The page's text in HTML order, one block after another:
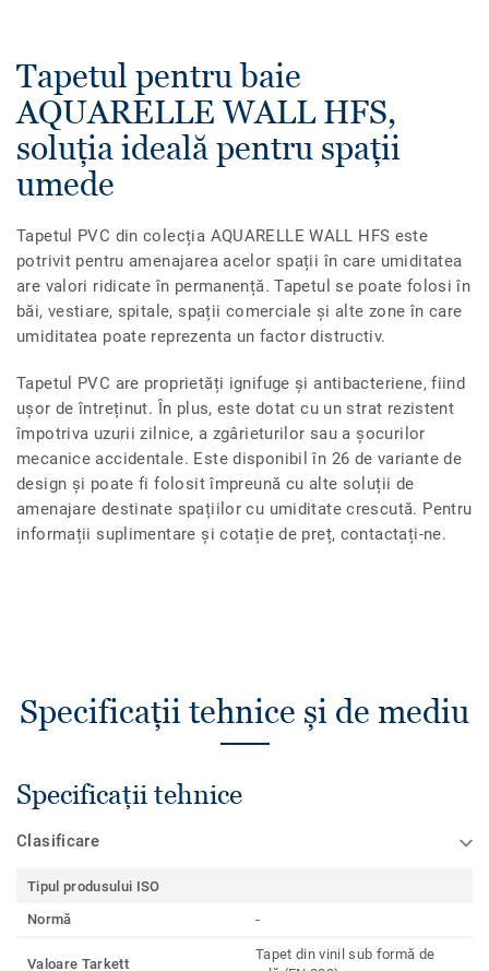
Tapetul pentru baie
AQUARELLE WALL HFS,
soluția ideală pentru spații
umede
Tapetul PVC din colecția AQUARELLE WALL HFS este
potrivit pentru amenajarea acelor spații în care umiditatea
are valori ridicate în permanență. Tapetul se poate folosi în
băi, vestiare, spitale, spații comerciale și alte zone în care
umiditatea poate reprezenta un factor distructiv.
Tapetul PVC are proprietăți ignifuge și antibacteriene, fiind
ușor de întreținut. În plus, este dotat cu un strat rezistent
împotriva uzurii zilnice, a zgârieturilor sau a șocurilor
mecanice accidentale. Este disponibil în 26 de variante de
design și poate fi folosit împreună cu alte soluții de
amenajare destinate spațiilor cu umiditate crescută. Pentru
informații suplimentare și cotație de preț, contactați-ne.
Specificații tehnice și de mediu
Specificații tehnice
Clasificare
Tipul produsului ISO
Normă
-
Valoare Tarkett
Tapet din vinil sub formă de